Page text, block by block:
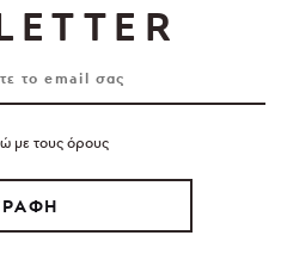
με τους όρους